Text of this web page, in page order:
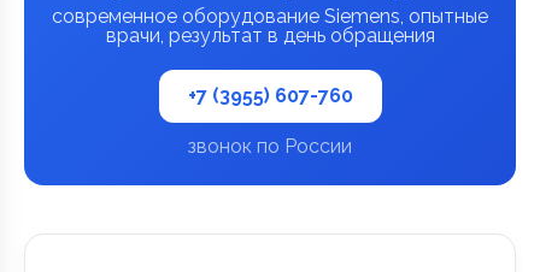
современное оборудование Siemens, опытные
врачи, результат в день обращения
+7 (3955) 607-760
звонок по России